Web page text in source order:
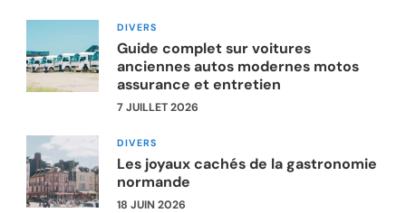
DIVERS
Guide complet sur voitures
anciennes autos modernes motos
assurance et entretien
7 JUILLET 2026
DIVERS
Les joyaux cachés de la gastronomie
normande
18 JUIN 2026